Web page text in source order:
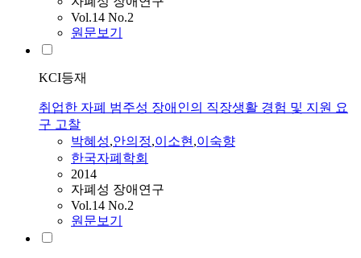
Vol.14 No.2
원문보기
KCI등재
취업한 자폐 범주성 장애인의 직장생활 경험 및 지원 요
구 고찰
박혜성,안의정,이소현,이숙향
한국자폐학회
2014
자폐성 장애연구
Vol.14 No.2
원문보기